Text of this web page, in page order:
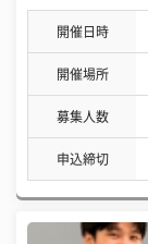
開催日時
開催場所
募集人数
申込締切